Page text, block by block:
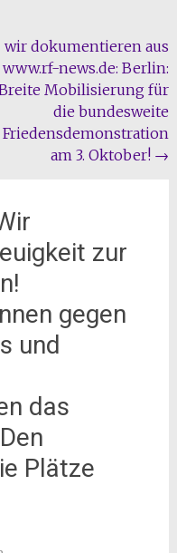
wir dokumentieren aus
www.rf-news.de: Berlin:
Mobilisierung für
die bundesweite
Friedensdemonstration
am 3. Oktober! →
zur
gegen
und
das
Plätze